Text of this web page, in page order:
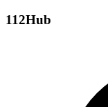
112Hub